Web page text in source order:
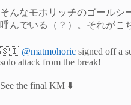
そんなモホリッチのゴールシ
呼んでいる（？）。それがこ
🇸🇮 @matmohoric signed off a
solo attack from the break!
See the final KM ⬇️